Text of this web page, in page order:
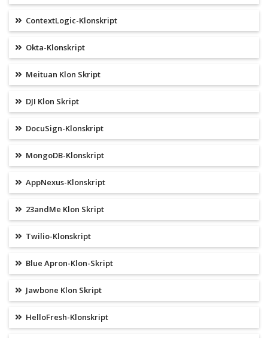
ContextLogic-Klonskript
Okta-Klonskript
Meituan Klon Skript
DJI Klon Skript
DocuSign-Klonskript
MongoDB-Klonskript
AppNexus-Klonskript
23andMe Klon Skript
Twilio-Klonskript
Blue Apron-Klon-Skript
Jawbone Klon Skript
HelloFresh-Klonskript